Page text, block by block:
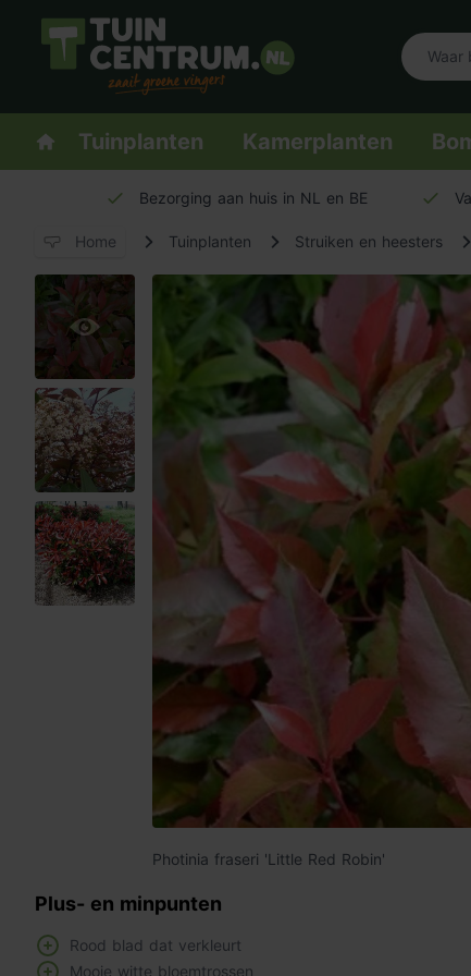
Logo Tuincentrum.nl
Homepage
Tuinplanten Kamerplanten
Bezorging aan huis in NL en BE
Home Tuinplanten Struiken en heesters
Photinia fraseri 'Little Red Robin'
Plus- en minpunten
Rood blad dat verkleurt
Mooie witte bloemtrossen